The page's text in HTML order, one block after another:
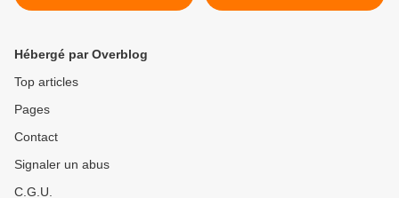
« un moment particulier »…
défilé
Hébergé par Overblog
Top articles
Pages
Contact
Signaler un abus
C.G.U.